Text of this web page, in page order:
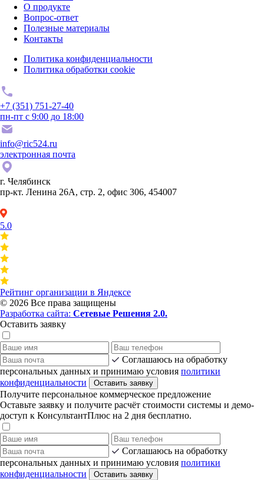
О продукте
Вопрос-ответ
Полезные материалы
Контакты
Политика конфиденциальности
Политика обработки cookie
+7 (351) 751-27-40
пн-пт с 9:00 до 18:00
info@ric524.ru
электронная почта
г. Челябинск
пр-кт. Ленина 26А, стр. 2, офис 306, 454007
5.0
Рейтинг организации в Яндексе
© 2026 Все права защищены
Разработка сайта: Сетевые Решения 2.0.
Оставить заявку
Соглашаюсь на обработку
персональных данных и принимаю условия политики
конфиденциальности
Оставить заявку
Получите персональное коммерческое предложение
Оставьте заявку и получите расчёт стоимости системы и демо-
доступ к КонсультантПлюс на 2 дня бесплатно.
Соглашаюсь на обработку
персональных данных и принимаю условия политики
конфиденциальности
Оставить заявку